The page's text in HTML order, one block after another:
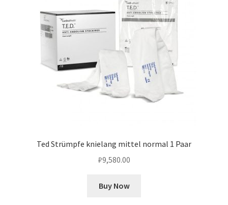
Ted Strümpfe knielang mittel normal 1 Paar
₽9,580.00
Buy Now